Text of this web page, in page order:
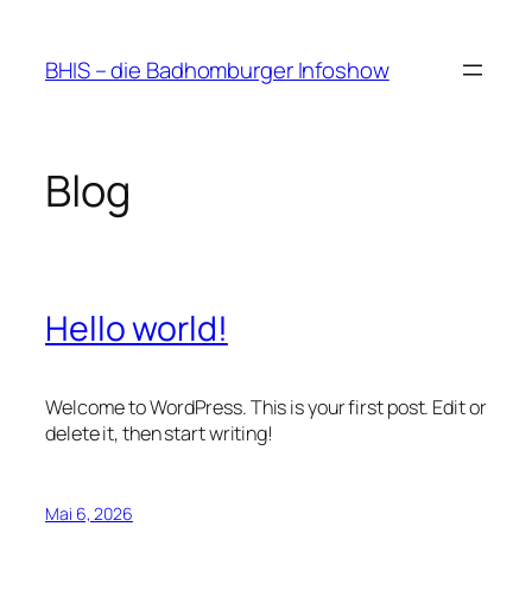
springen
BHIS – die Badhomburger Infoshow
Blog
Hello world!
Welcome to WordPress. This is your first post. Edit or
delete it, then start writing!
Mai 6, 2026